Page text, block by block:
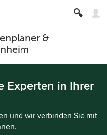
&
Experten in Ihrer
und wir verbinden Sie mit